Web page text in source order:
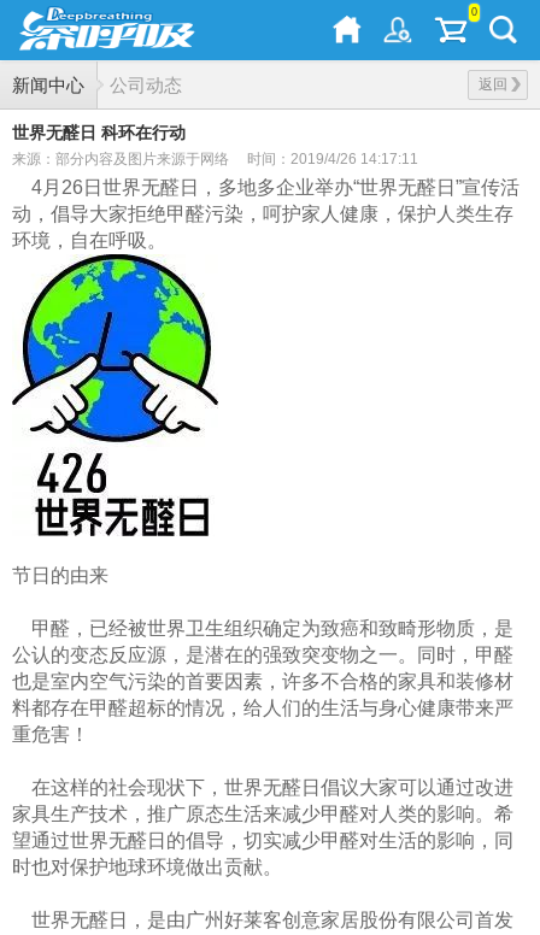
0
新闻中心 返回
公司动态
世界无醛日 科环在行动
来源：部分内容及图片来源于网络 时间：2019/4/26 14:17:11
4月26日世界无醛日，多地多企业举办“世界无醛日”宣传活
动，倡导大家拒绝甲醛污染，呵护家人健康，保护人类生存
环境，自在呼吸。
节日的由来
甲醛，已经被世界卫生组织确定为致癌和致畸形物质，是
公认的变态反应源，是潜在的强致突变物之一。同时，甲醛
也是室内空气污染的首要因素，许多不合格的家具和装修材
料都存在甲醛超标的情况，给人们的生活与身心健康带来严
重危害！
在这样的社会现状下，世界无醛日倡议大家可以通过改进
家具生产技术，推广原态生活来减少甲醛对人类的影响。希
望通过世界无醛日 的倡导，切实减少甲醛对生活的影响，同
时也对保护地球环境做出贡献。
世界无醛日，是由广州好莱客创意家居股份有限公司首发